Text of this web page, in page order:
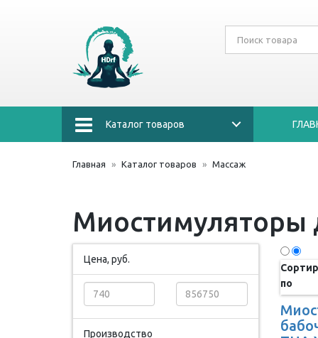
Каталог товаров
Главная Каталог товаров Массаж
Миостимуляторы
Цена, руб.
Производство
по